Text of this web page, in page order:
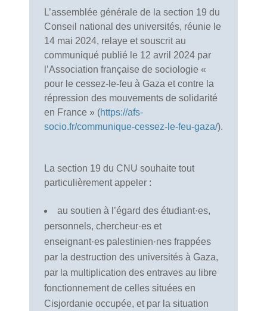
L’assemblée générale de la section 19 du
Conseil national des universités, réunie le
14 mai 2024, relaye et souscrit au
communiqué publié le 12 avril 2024 par
l’Association française de sociologie «
pour le cessez-le-feu à Gaza et contre la
répression des mouvements de solidarité
en France » (https://afs-
socio.fr/communique-cessez-le-feu-gaza/).
La section 19 du CNU souhaite tout
particulièrement appeler :
au soutien à l’égard des étudiant·es,
personnels, chercheur·es et
enseignant·es palestinien·nes frappées
par la destruction des universités à Gaza,
par la multiplication des entraves au libre
fonctionnement de celles situées en
Cisjordanie occupée, et par la situation